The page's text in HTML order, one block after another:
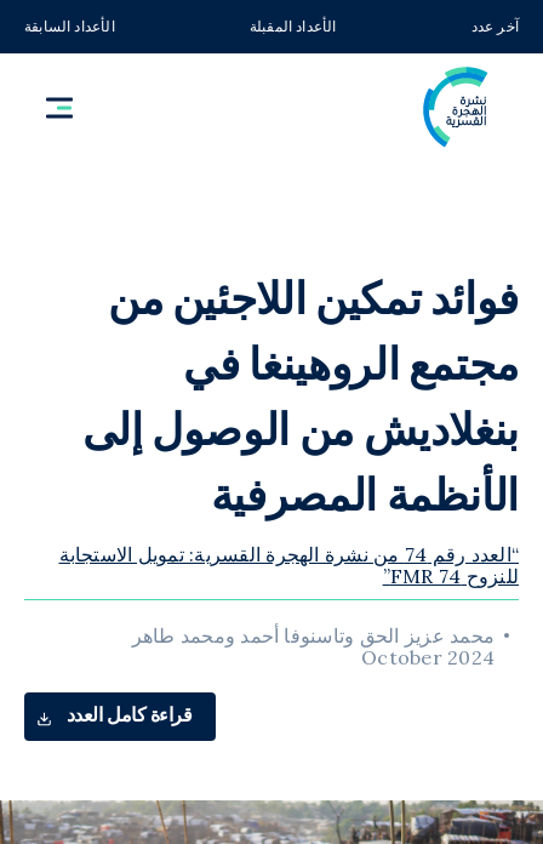
آخر عدد الأعداد المقبلة الأعداد السابقة
فوائد تمكين اللاجئين من
مجتمع الروهينغا في
بنغلاديش من الوصول إلى
الأنظمة المصرفية
“العدد رقم 74 من نشرة الهجرة القسرية: تمويل الاستجابة
للنزوح FMR 74”
محمد عزيز الحق وتاسنوفا أحمد ومحمد طاهر
October 2024
قراءة كامل العدد